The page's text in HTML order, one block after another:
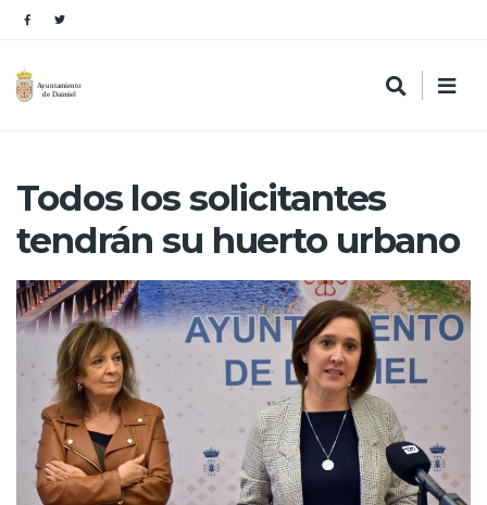
Todos los solicitantes
tendrán su huerto urbano